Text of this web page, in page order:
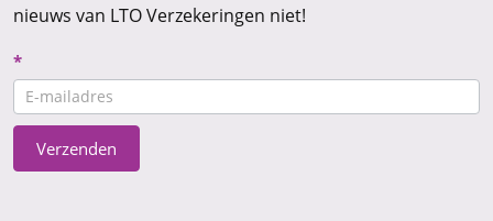
nieuws van LTO Verzekeringen niet!
Nieuwsbrief
CTA
*
Verzenden